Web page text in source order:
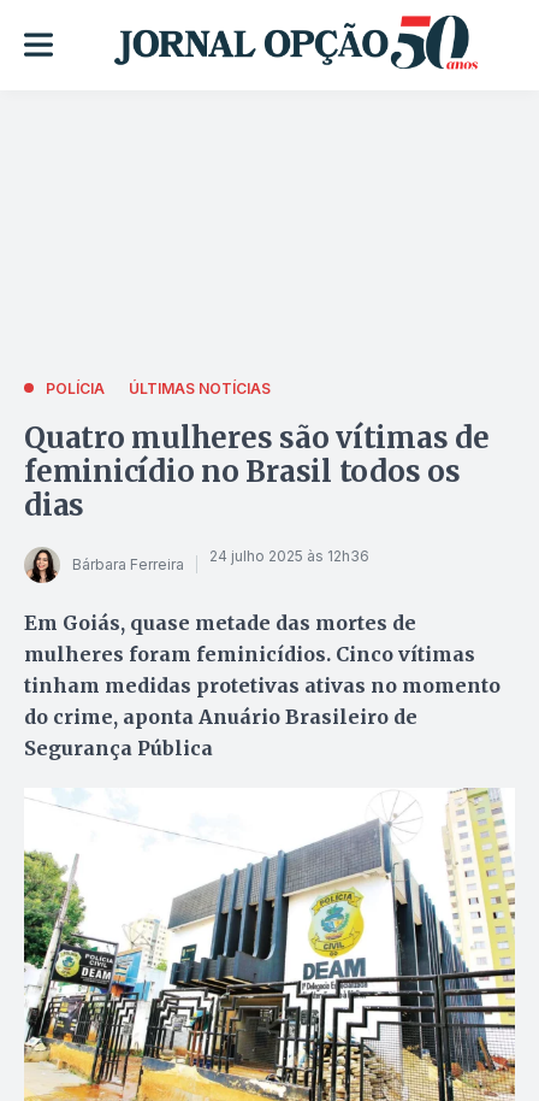
POLÍCIA ÚLTIMAS NOTÍCIAS
Quatro mulheres são vítimas de
feminicídio no Brasil todos os
dias
Bárbara Ferreira 24 julho 2025 às 12h36
Em Goiás, quase metade das mortes de
mulheres foram feminicídios. Cinco vítimas
tinham medidas protetivas ativas no momento
do crime, aponta Anuário Brasileiro de
Segurança Pública